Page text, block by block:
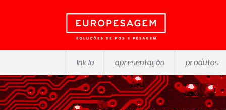
inicio apresentação produtos